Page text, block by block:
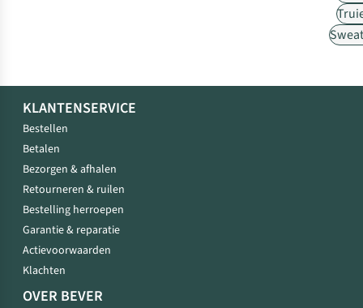
KLANTENSERVICE
Bestellen
Betalen
Bezorgen & afhalen
Retourneren & ruilen
Bestelling herroepen
Garantie & reparatie
Actievoorwaarden
Klachten
OVER BEVER